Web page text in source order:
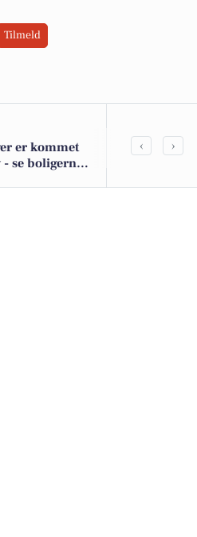
Tilmeld
er kommet
se boligerne
Top 6 over
‹ ›